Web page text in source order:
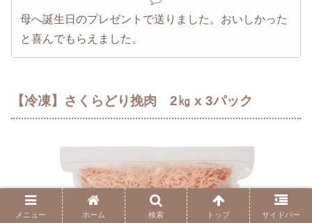
母へ誕生日のプレゼントで送りました。おいしかった
と喜んでもらえました。
【冷凍】さくらどり挽肉 2㎏ x 3パック
メニュー ホーム 検索 トップ サイドバー